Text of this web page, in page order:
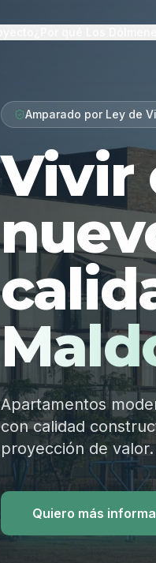
Amparado por Ley de
Vivir
Apartamentos
con calidad
proyección de valor.
Quiero más